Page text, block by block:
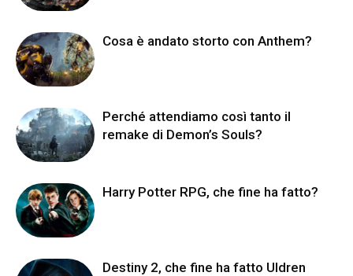
Cosa è andato storto con Anthem?
Perché attendiamo così tanto il
remake di Demon’s Souls?
Harry Potter RPG, che fine ha fatto?
Destiny 2, che fine ha fatto Uldren